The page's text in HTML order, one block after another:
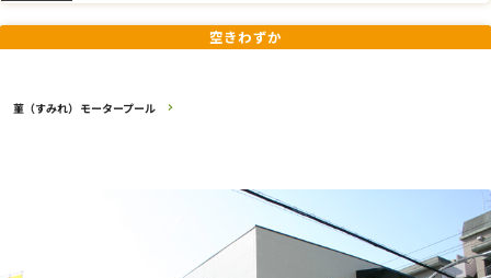
菫（すみれ）モータープール
空きわずか